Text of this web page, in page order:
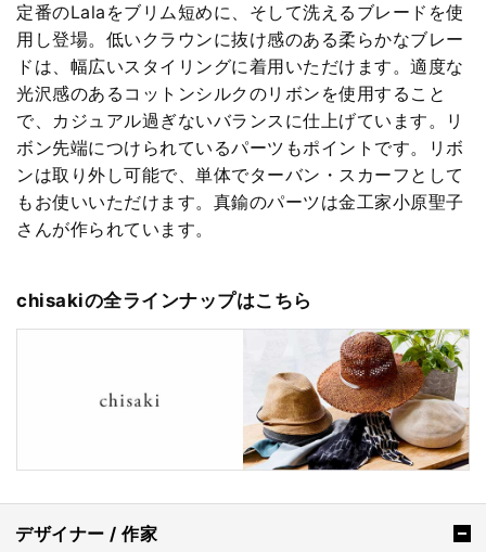
定番のLalaをブリム短めに、そして洗えるブレードを使
用し登場。低いクラウンに抜け感のある柔らかなブレー
ドは、幅広いスタイリングに着用いただけます。適度な
光沢感のあるコットンシルクのリボンを使用すること
で、カジュアル過ぎないバランスに仕上げています。リ
ボン先端につけられているパーツもポイントです。リボ
ンは取り外し可能で、単体でターバン・スカーフとして
もお使いいただけます。真鍮のパーツは金工家小原聖子
さんが作られています。
chisakiの全ラインナップはこちら
デザイナー / 作家